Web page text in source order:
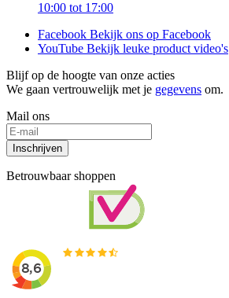
10:00 tot 17:00
Facebook Bekijk ons op Facebook
YouTube Bekijk leuke product video's
Blijf op de hoogte van onze acties
We gaan vertrouwelijk met je gegevens om.
Mail ons
Inschrijven
Betrouwbaar shoppen